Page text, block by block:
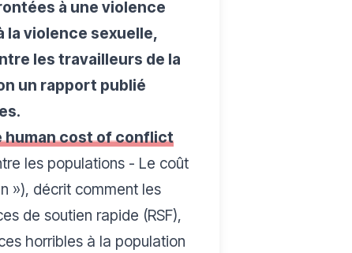
à une violence
la violence sexuelle,
les travailleurs de la
un rapport publié
human cost of conflict
les populations - Le coût
»), décrit comment les
de soutien rapide (RSF),
horribles à la population